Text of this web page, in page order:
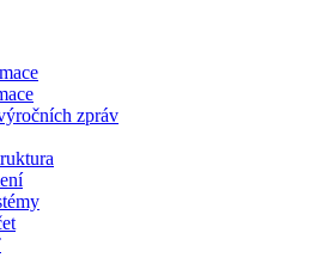
zpráv